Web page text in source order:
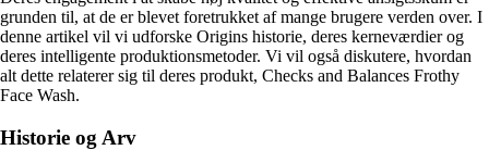
grunden til, at de er blevet foretrukket af mange brugere verden over. I
denne artikel vil vi udforske Origins historie, deres kerneværdier og
deres intelligente produktionsmetoder. Vi vil også diskutere, hvordan
alt dette relaterer sig til deres produkt, Checks and Balances Frothy
Face Wash.
Historie og Arv